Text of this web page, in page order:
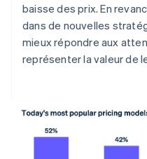
baisse des prix. En
dans de nouvelles
mieux répondre aux
représenter la valeur de